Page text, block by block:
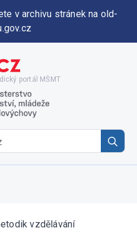
v archivu stránek na old-
portál MŠMT
for:
vzdělávání